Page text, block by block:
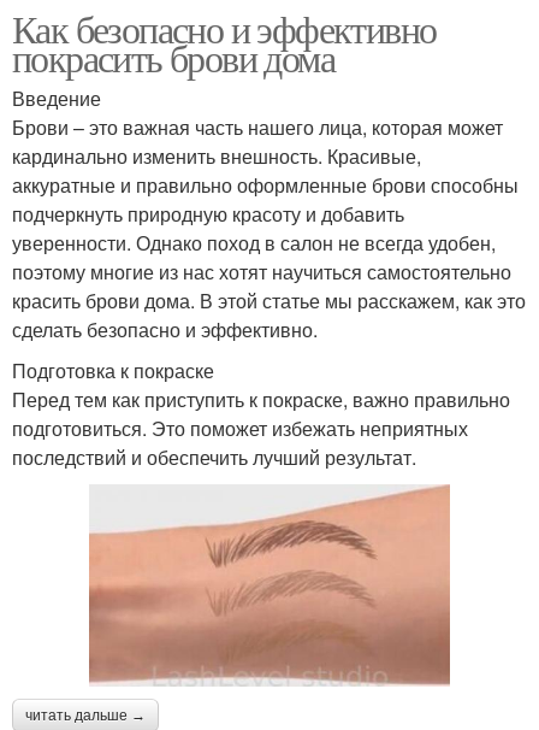
Как безопасно и эффективно
покрасить брови дома
Введение
Брови – это важная часть нашего лица, которая может
кардинально изменить внешность. Красивые,
аккуратные и правильно оформленные брови способны
подчеркнуть природную красоту и добавить
уверенности. Однако поход в салон не всегда удобен,
поэтому многие из нас хотят научиться самостоятельно
красить брови дома. В этой статье мы расскажем, как это
сделать безопасно и эффективно.
Подготовка к покраске
Перед тем как приступить к покраске, важно правильно
подготовиться. Это поможет избежать неприятных
последствий и обеспечить лучший результат.
читать дальше →